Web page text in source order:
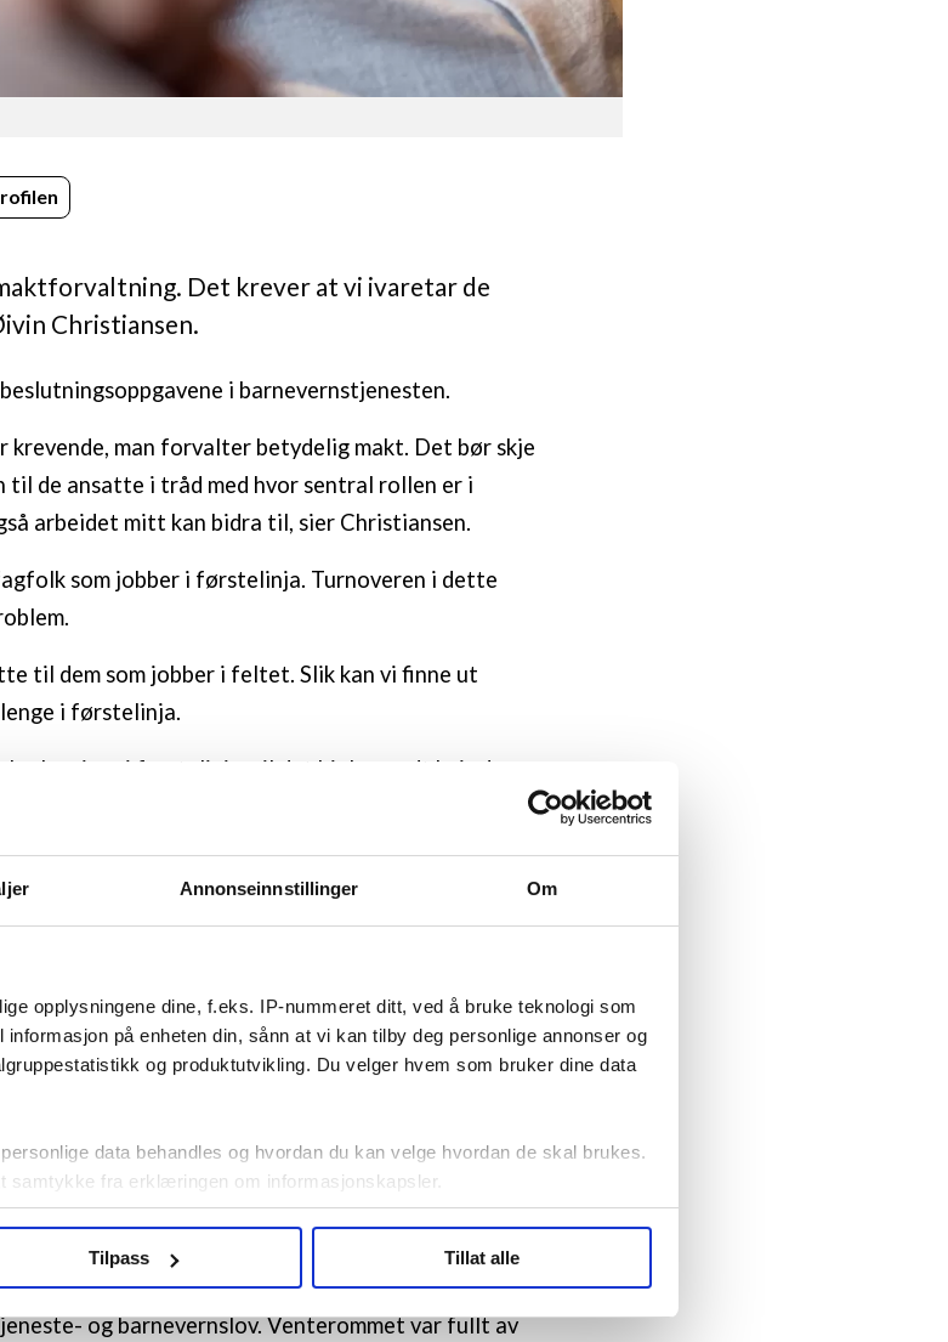
Annonseinnstillinger Om
opplysningene dine, f.eks. IP-nummeret ditt, ved å bruke teknologi som
på enheten din, sånn at vi kan tilby deg personlige annonser og
og produktutvikling. Du velger hvem som bruker dine data
data behandles og hvordan du kan velge hvordan de skal brukes.
samtykke fra erklæringen om informasjonskapsler.
innhold, tilpassede annonser og utarbeide statistikk.
ned på denne siden.
Tilpass Tillat alle
Det krever at vi ivaretar de
Christiansen.
i barnevernstjenesten.
krevende, man forvalter betydelig makt. Det bør skje
til de ansatte i tråd med hvor sentral rollen er i
arbeidet mitt kan bidra til, sier Christiansen.
som jobber i førstelinja. Turnoveren i dette
til dem som jobber i feltet. Slik kan vi finne ut
i førstelinja.
i førstelinja, vil det hjelpe godt hvis de
det som den gangen het Diakonhjemmets
ha en jobb hvor han kunne hjelpe folk i vanskelige
side.
og det politiske engasjementet blant
og et aktivt studentdemokrati. Aldersspennet blant
gang som nå, men andelen menn var langt høyere
på Stovner sosialkontor i Oslo. Den gangen var det
og barnevernslov. Venterommet var fullt av